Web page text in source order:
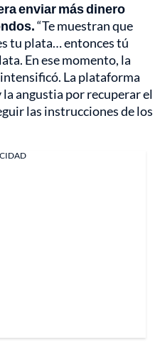
enviar más dinero
“Te muestran que
tu plata… entonces tú
En ese momento, la
La plataforma
angustia por recuperar el
las instrucciones de los